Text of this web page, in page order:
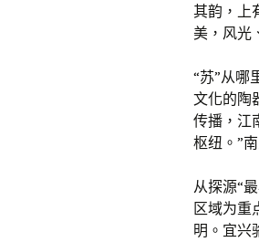
其韵，上
美，风光
“苏”从哪
文化的陶
传播，江
枢纽。”
从探源“
区域为重
明。宜兴